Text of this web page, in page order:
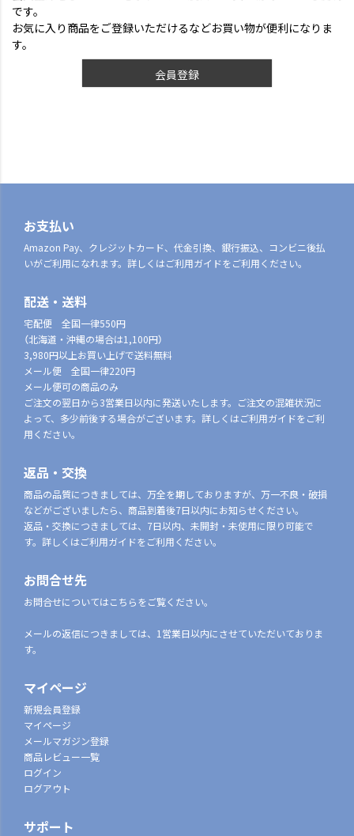
です。
お気に入り商品をご登録いただけるなどお買い物が便利になりま
す。
会員登録
お支払い
Amazon Pay、クレジットカード、代金引換、銀行振込、コンビニ後払
いがご利用になれます。詳しくはご利用ガイドをご利用ください。
配送・送料
宅配便 全国一律550円
（北海道・沖縄の場合は1,100円）
3,980円以上お買い上げで送料無料
メール便 全国一律220円
メール便可の商品のみ
ご注文の翌日から3営業日以内に発送いたします。ご注文の混雑状況に
よって、多少前後する場合がございます。詳しくはご利用ガイドをご利
用ください。
返品・交換
商品の品質につきましては、万全を期しておりますが、万一不良・破損
などがございましたら、商品到着後7日以内にお知らせください。
返品・交換につきましては、7日以内、未開封・未使用に限り可能で
す。詳しくはご利用ガイドをご利用ください。
お問合せ先
お問合せについてはこちらをご覧ください。
メールの返信につきましては、1営業日以内にさせていただいておりま
す。
マイページ
新規会員登録
マイページ
メールマガジン登録
商品レビュー一覧
ログイン
ログアウト
サポート